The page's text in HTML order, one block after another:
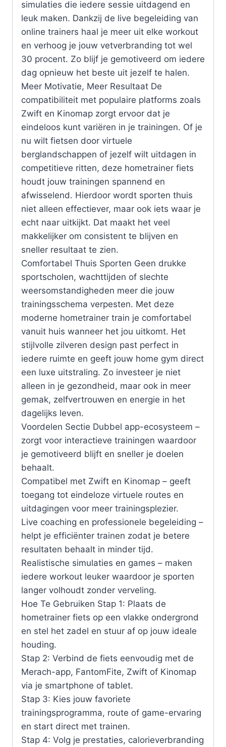
simulaties die iedere sessie uitdagend en
leuk maken. Dankzij de live begeleiding van
online trainers haal je meer uit elke workout
en verhoog je jouw vetverbranding tot wel
30 procent. Zo blijf je gemotiveerd om iedere
dag opnieuw het beste uit jezelf te halen.
Meer Motivatie, Meer Resultaat De
compatibiliteit met populaire platforms zoals
Zwift en Kinomap zorgt ervoor dat je
eindeloos kunt variëren in je trainingen. Of je
nu wilt fietsen door virtuele
berglandschappen of jezelf wilt uitdagen in
competitieve ritten, deze hometrainer fiets
houdt jouw trainingen spannend en
afwisselend. Hierdoor wordt sporten thuis
niet alleen effectiever, maar ook iets waar je
echt naar uitkijkt. Dat maakt het veel
makkelijker om consistent te blijven en
sneller resultaat te zien.
Comfortabel Thuis Sporten Geen drukke
sportscholen, wachttijden of slechte
weersomstandigheden meer die jouw
trainingsschema verpesten. Met deze
moderne hometrainer train je comfortabel
vanuit huis wanneer het jou uitkomt. Het
stijlvolle zilveren design past perfect in
iedere ruimte en geeft jouw home gym direct
een luxe uitstraling. Zo investeer je niet
alleen in je gezondheid, maar ook in meer
gemak, zelfvertrouwen en energie in het
dagelijks leven.
Voordelen Sectie Dubbel app-ecosysteem –
zorgt voor interactieve trainingen waardoor
je gemotiveerd blijft en sneller je doelen
behaalt.
Compatibel met Zwift en Kinomap – geeft
toegang tot eindeloze virtuele routes en
uitdagingen voor meer trainingsplezier.
Live coaching en professionele begeleiding –
helpt je efficiënter trainen zodat je betere
resultaten behaalt in minder tijd.
Realistische simulaties en games – maken
iedere workout leuker waardoor je sporten
langer volhoudt zonder verveling.
Hoe Te Gebruiken Stap 1: Plaats de
hometrainer fiets op een vlakke ondergrond
en stel het zadel en stuur af op jouw ideale
houding.
Stap 2: Verbind de fiets eenvoudig met de
Merach-app, FantomFite, Zwift of Kinomap
via je smartphone of tablet.
Stap 3: Kies jouw favoriete
trainingsprogramma, route of game-ervaring
en start direct met trainen.
Stap 4: Volg je prestaties, calorieverbranding